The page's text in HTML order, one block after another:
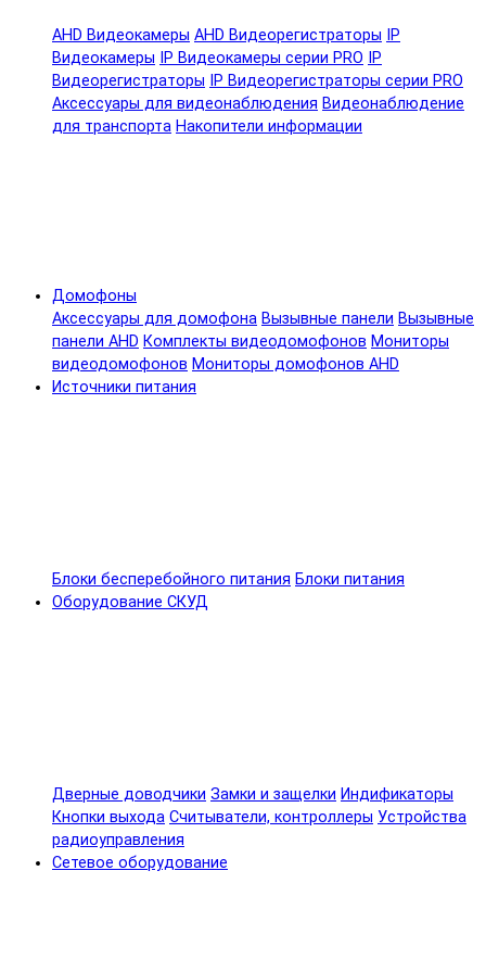
AHD Видеокамеры AHD Видеорегистраторы IP
Видеокамеры IP Видеокамеры серии PRO IP
Видеорегистраторы IP Видеорегистраторы серии PRO
Аксессуары для видеонаблюдения Видеонаблюдение
для транспорта Накопители информации
Домофоны
Аксессуары для домофона Вызывные панели Вызывные
панели AHD Комплекты видеодомофонов Мониторы
видеодомофонов Мониторы домофонов AHD
Источники питания
Блоки бесперебойного питания Блоки питания
Оборудование СКУД
Дверные доводчики Замки и защелки Индификаторы
Кнопки выхода Считыватели, контроллеры Устройства
радиоуправления
Сетевое оборудование